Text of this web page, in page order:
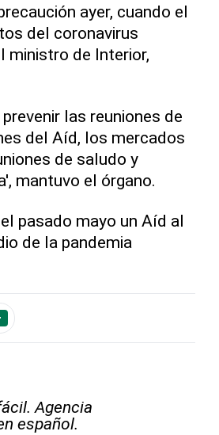
ayer, cuando el
del coronavirus
ministro de Interior,
las reuniones de
del Aíd, los mercados
de saludo y
mantuvo el órgano.
pasado mayo un Aíd al
de la pandemia
Agencia
español.